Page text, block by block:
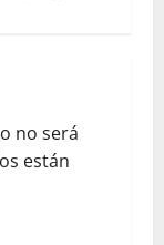
no será
están